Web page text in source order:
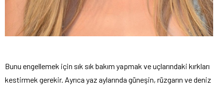
Bunu engellemek için sık sık bakım yapmak ve uçlarındaki kırkları
kestirmek gerekir. Ayrıca yaz aylarında güneşin, rüzgarın ve deniz